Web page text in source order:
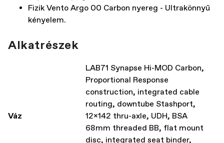
Fizik Vento Argo 00 Carbon nyereg - Ultrakönnyű
kényelem.
Alkatrészek
Váz
LAB71 Synapse Hi-MOD Carbon,
Proportional Response
construction, integrated cable
routing, downtube Stashport,
12x142 thru-axle, UDH, BSA
68mm threaded BB, flat mount
disc, integrated seat binder,